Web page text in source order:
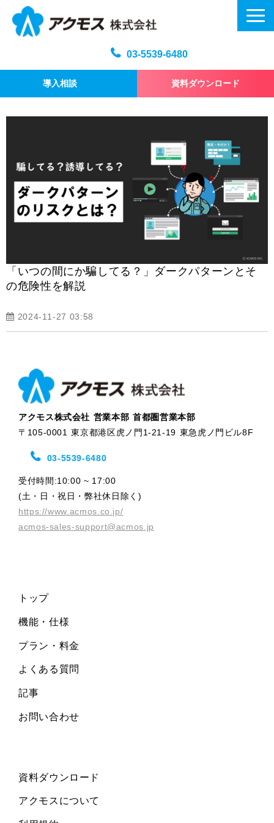
03-5539-6480
導入相談 資料ダウンロード
メール訓練トップ
プラン・料金
よくある質問
お問い合わせ
「いつの間にか騙してる？」ダークパターンとそ
の危険性を解説
2024-11-27 03:58
アクモス株式会社 営業本部 首都圏営業本部
〒105-0001 東京都港区虎ノ門1-21-19 東急虎ノ門ビル8F
03-5539-6480
受付時間:10:00 ~ 17:00
(土・日・祝日・弊社休日除く)
https://www.acmos.co.jp/
acmos-sales-support@acmos.jp
トップ
機能・仕様
プラン・料金
よくある質問
記事
お問い合わせ
資料ダウンロード
アクモスについて